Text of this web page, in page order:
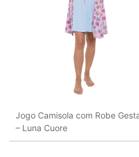
Jogo Camisola com Robe
– Luna Cuore